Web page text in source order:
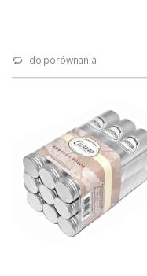
do porównania